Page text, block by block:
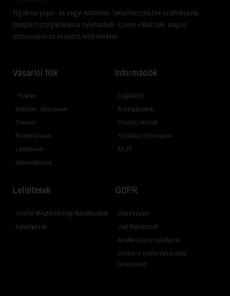
Higiéniai papír- és vegyi termékek, takarítóeszközök szállításával,
komplett szolgáltatások nyújtásával, széles választék, magas
színvonalon és kedvező feltételekkel.
Vásárlói fiók
Fiókom
Adataim, Jelszavam
Címeim
Rendeléseim
Letöltések
Kijelentkezés
Információk
Cégünkről
Állásajánlatok
Fizetési módok
Szállítási Információk
ÁSZF
Letöltések
Gyártói Megfelelőségi Nyilatkozatok
Katalógusok
GDPR
Impresszum
Jogi Nyilatkozat
Adatkezelési nyilatkozat
Cookie-k (sütik) használata
oldalainkon